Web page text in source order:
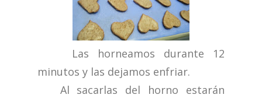
Las horneamos durante 12
minutos y las dejamos enfriar.
Al sacarlas del horno estarán